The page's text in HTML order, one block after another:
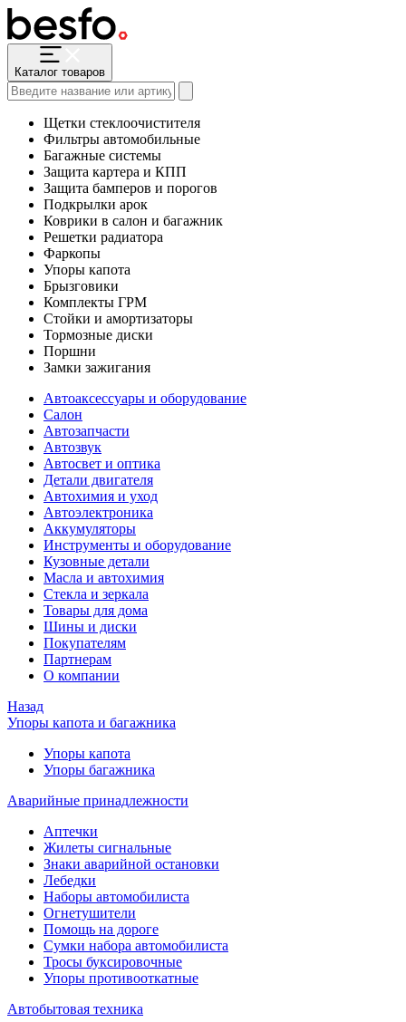
Каталог товаров
Щетки стеклоочистителя
Фильтры автомобильные
Багажные системы
Защита картера и КПП
Защита бамперов и порогов
Подкрылки арок
Коврики в салон и багажник
Решетки радиатора
Фаркопы
Упоры капота
Брызговики
Комплекты ГРМ
Стойки и амортизаторы
Тормозные диски
Поршни
Замки зажигания
Автоаксессуары и оборудование
Салон
Автозапчасти
Автозвук
Автосвет и оптика
Детали двигателя
Автохимия и уход
Автоэлектроника
Аккумуляторы
Инструменты и оборудование
Кузовные детали
Масла и автохимия
Стекла и зеркала
Товары для дома
Шины и диски
Покупателям
Партнерам
О компании
Назад
Упоры капота и багажника
Упоры капота
Упоры багажника
Аварийные принадлежности
Аптечки
Жилеты сигнальные
Знаки аварийной остановки
Лебедки
Наборы автомобилиста
Огнетушители
Помощь на дороге
Сумки набора автомобилиста
Тросы буксировочные
Упоры противооткатные
Автобытовая техника